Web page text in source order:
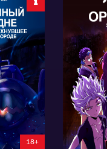
18+
72